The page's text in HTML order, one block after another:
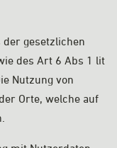
der gesetzlichen
des Art 6 Abs 1 lit
Nutzung von
Orte, welche auf